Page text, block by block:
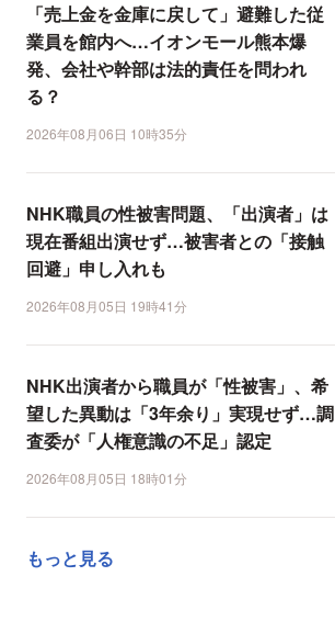
「売上金を金庫に戻して」避難した従
業員を館内へ…イオンモール熊本爆
発、会社や幹部は法的責任を問われ
る？
2026年08月06日 10時35分
NHK職員の性被害問題、「出演者」は
現在番組出演せず…被害者との「接触
回避」申し入れも
2026年08月05日 19時41分
NHK出演者から職員が「性被害」、希
望した異動は「3年余り」実現せず…調
査委が「人権意識の不足」認定
2026年08月05日 18時01分
もっと見る